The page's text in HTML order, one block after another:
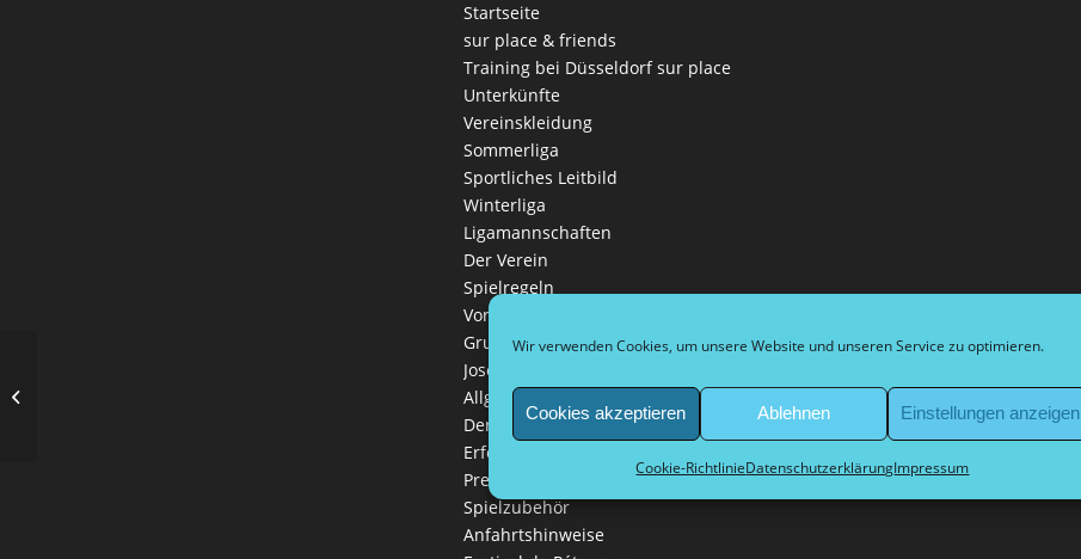
Wir verwenden Cookies, um unsere Website und unseren Service zu optimieren.
Cookies akzeptieren Ablehnen Einstellungen anzeigen
Cookie-RichtlinieDatenschutzerklärungImpressum
Startseite
sur place & friends
Training bei Düsseldorf sur place
Unterkünfte
Vereinskleidung
Sommerliga
Sportliches Leitbild
Winterliga
Ligamannschaften
Der Verein
Spielregeln
Vorstand
Grußwort Schirmherr Bürgermeister
Josef Hinkel
Allgemeine Informationen
Der Sport
Erfolge der Vereinsmitglieder
Presse-Clips
Spielzubehör
Anfahrtshinweise